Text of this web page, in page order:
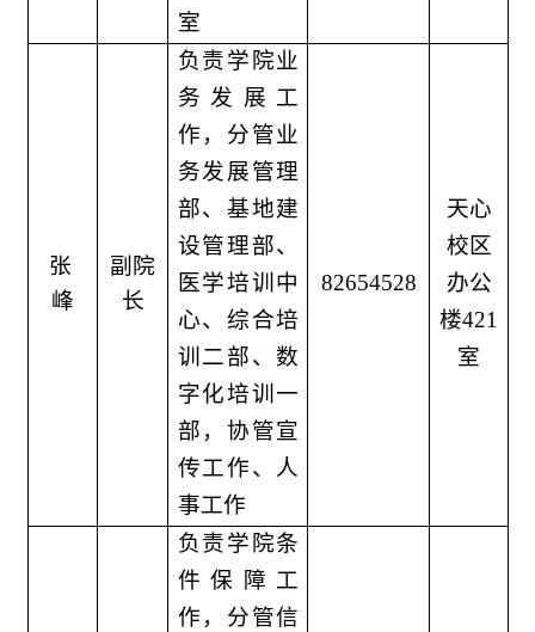
室
张
峰
副院
长
负责学院业
务发展工
作，分管业
务发展管理
部、基地建
设管理部、
医学培训中
心、综合培
训二部、数
字化培训一
部，协管宣
传工作、人
事工作
82654528
天心
校区
办公
楼421
室
负责学院条
件保障工
作，分管信